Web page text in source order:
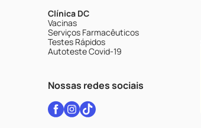
Clínica DC
Vacinas
Serviços Farmacêuticos
Testes Rápidos
Autoteste Covid-19
Nossas redes sociais